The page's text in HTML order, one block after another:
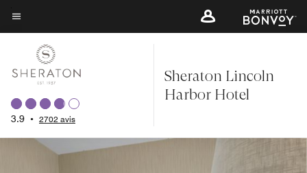
Skip
to
content
Texte du menu
3.9 • 2702 avis
Sheraton Lincoln
Harbor Hotel